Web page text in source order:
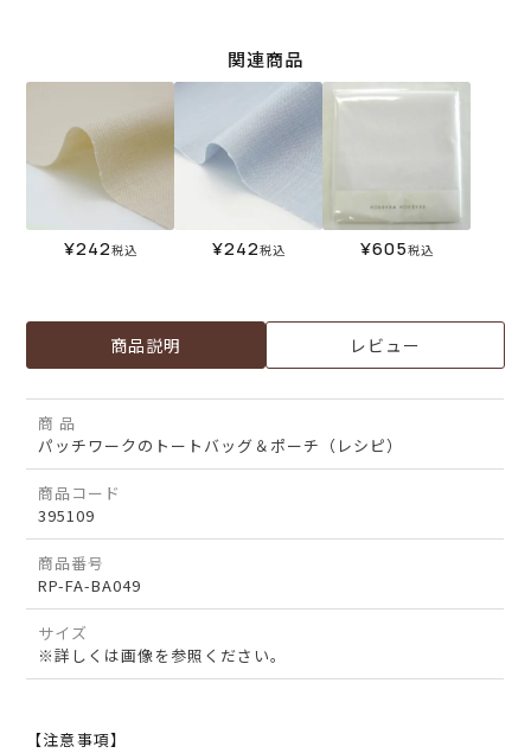
関連商品
¥242税込 ¥242税込 ¥605税込
商品説明 レビュー
商 品
パッチワークのトートバッグ＆ポーチ（レシピ）
商品コード
395109
商品番号
RP-FA-BA049
サイズ
※詳しくは画像を参照ください。
【注意事項】